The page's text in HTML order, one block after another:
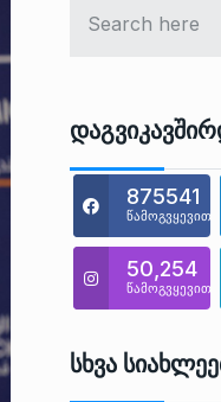
875541
წამოგვყევით
50,254
წამოგვყევით
Სხვა